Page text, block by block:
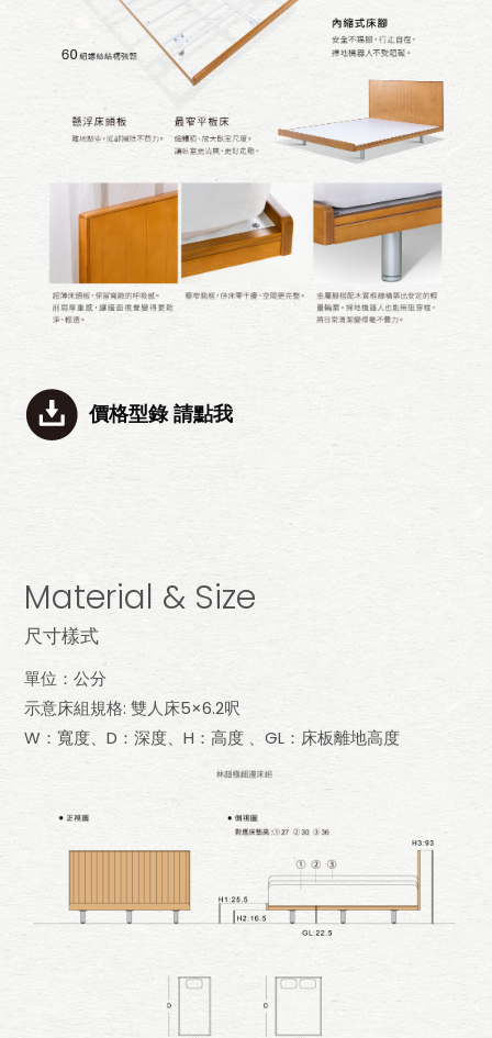
價格型錄 請點我
Material & Size
尺寸樣式
單位：公分
示意床組規格: 雙人床5×6.2呎
W：寬度、D：深度、H：高度 、GL：床板離地高度